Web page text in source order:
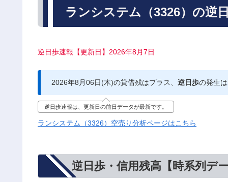
ランシステム（3326）の逆
逆日歩速報【更新日】2026年8月7日
2026年8月06日(木)の貸借残はプラス、 逆日歩の発生
逆日歩速報は、更新日の前日データが最新です。
ランシステム（3326）空売り分析ページはこちら
逆日歩・信用残高【時系列デ